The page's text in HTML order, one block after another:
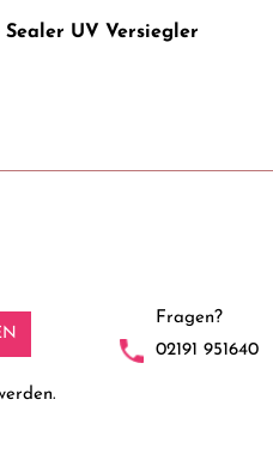
UV Versiegler
Fragen?
02191 951640